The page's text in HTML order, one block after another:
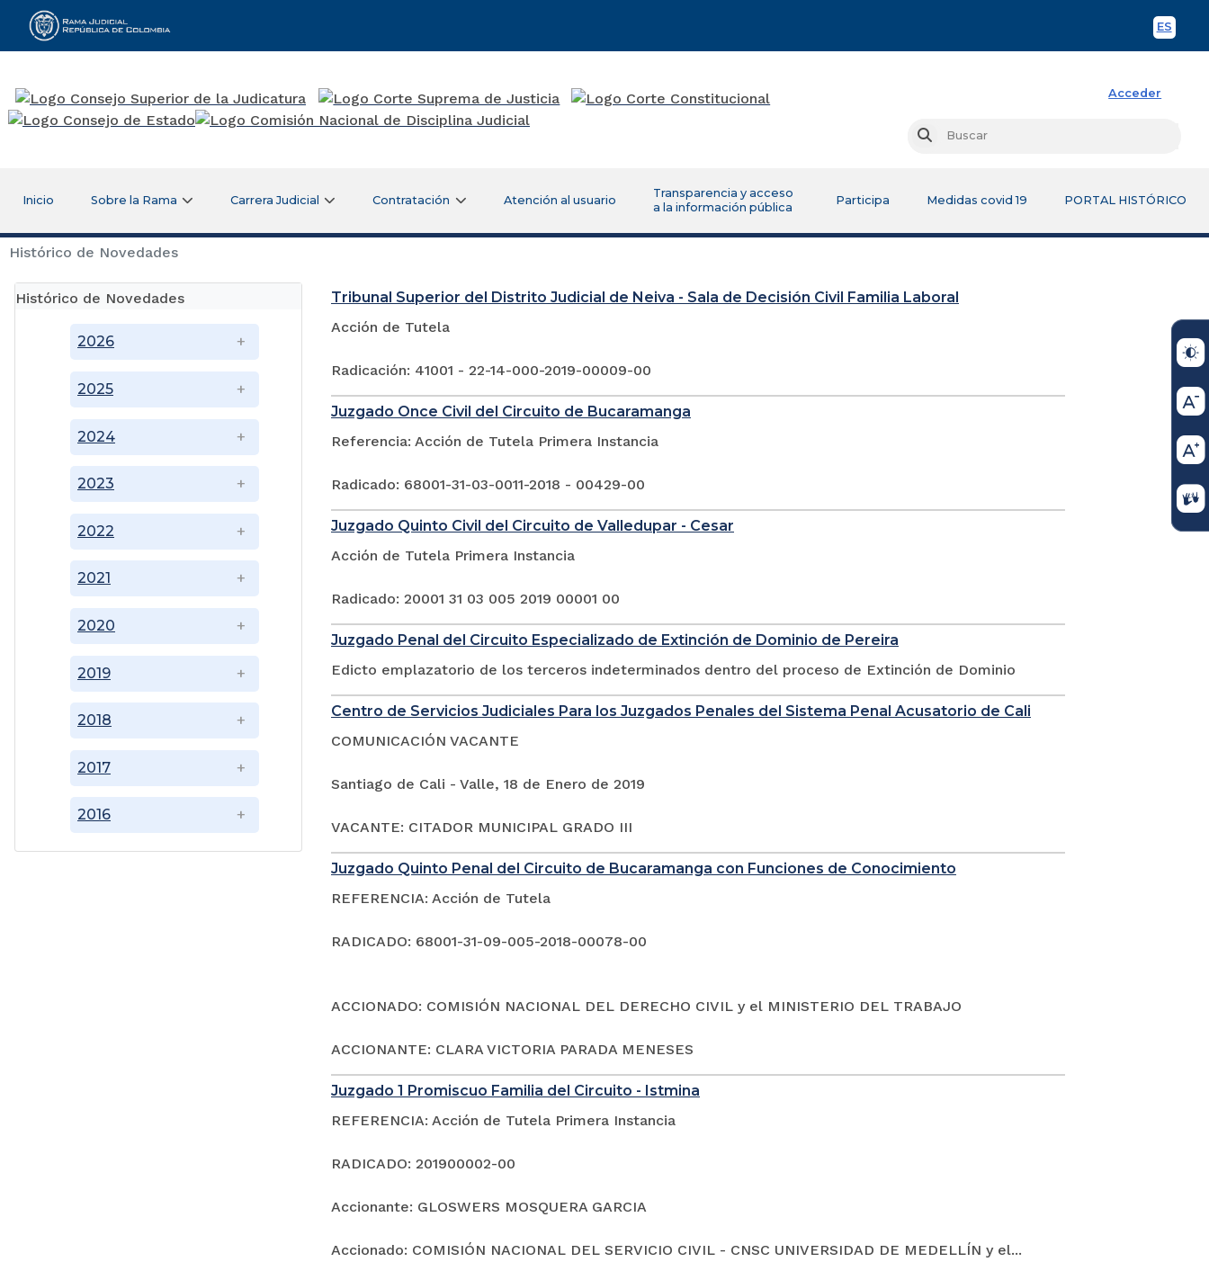
ES
Rama Judicial
Acceder
Buscar
Inicio Sobre la Rama Carrera Judicial Contratación Atención al usuario
Transparencia y acceso
a la información pública
Participa Medidas covid 19 PORTAL HISTÓRICO
Histórico de Novedades
Histórico de Novedades
2016
2017
2018
2019
2020
2021
2022
2023
2024
2025
2026
Tribunal Superior del Distrito Judicial de Neiva - Sala de Decisión Civil Familia Laboral
Acción de Tutela
Radicación: 41001 - 22-14-000-2019-00009-00
Juzgado Once Civil del Circuito de Bucaramanga
Referencia: Acción de Tutela Primera Instancia
Radicado: 68001-31-03-0011-2018 - 00429-00
Juzgado Quinto Civil del Circuito de Valledupar - Cesar
Acción de Tutela Primera Instancia
Radicado: 20001 31 03 005 2019 00001 00
Juzgado Penal del Circuito Especializado de Extinción de Dominio de Pereira
Edicto emplazatorio de los terceros indeterminados dentro del proceso de Extinción de Dominio
Centro de Servicios Judiciales Para los Juzgados Penales del Sistema Penal Acusatorio de Cali
COMUNICACIÓN VACANTE
Santiago de Cali - Valle, 18 de Enero de 2019
VACANTE: CITADOR MUNICIPAL GRADO III
Juzgado Quinto Penal del Circuito de Bucaramanga con Funciones de Conocimiento
REFERENCIA: Acción de Tutela
RADICADO: 68001-31-09-005-2018-00078-00
ACCIONADO: COMISIÓN NACIONAL DEL DERECHO CIVIL y el MINISTERIO DEL TRABAJO
ACCIONANTE: CLARA VICTORIA PARADA MENESES
Juzgado 1 Promiscuo Familia del Circuito - Istmina
REFERENCIA: Acción de Tutela Primera Instancia
RADICADO: 201900002-00
Accionante: GLOSWERS MOSQUERA GARCIA
Accionado: COMISIÓN NACIONAL DEL SERVICIO CIVIL - CNSC UNIVERSIDAD DE MEDELLÍN y el...